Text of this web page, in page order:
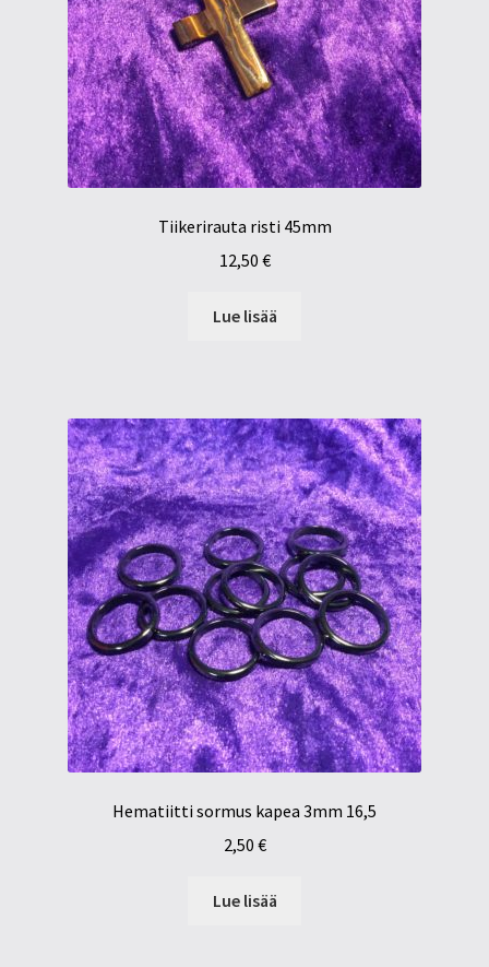
Tiikerirauta risti 45mm
12,50 €
Lue lisää
Hematiitti sormus kapea 3mm 16,5
2,50 €
Lue lisää